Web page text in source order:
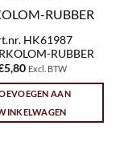
HK61987
RUBBER
5,80 Excl. BTW
AAN